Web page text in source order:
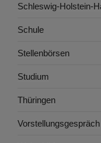
Schleswig-Holstein-
Schule
Stellenbörsen
Studium
Thüringen
Vorstellungsgespräch